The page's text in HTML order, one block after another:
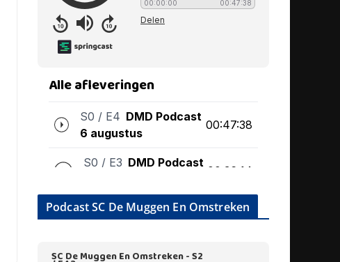
Podcast SC De Muggen En Omstreken